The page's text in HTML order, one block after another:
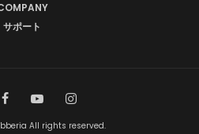
サポート
All rights reserved.